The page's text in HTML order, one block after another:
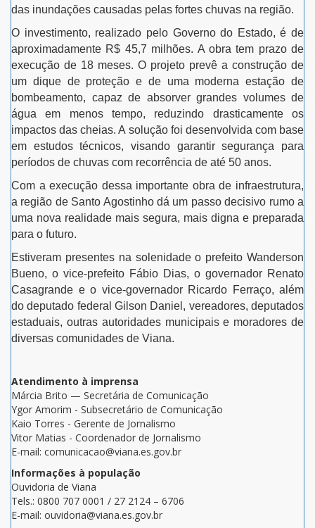
das inundações causadas pelas fortes chuvas na região.
O investimento, realizado pelo Governo do Estado, é de
aproximadamente R$ 45,7 milhões. A obra tem prazo de
execução de 18 meses. O projeto prevê a construção de
um dique de proteção e de uma moderna estação de
bombeamento, capaz de absorver grandes volumes de
água em menos tempo, reduzindo drasticamente os
impactos das cheias. A solução foi desenvolvida com base
em estudos técnicos, visando garantir segurança para
períodos de chuvas com recorrência de até 50 anos.
Com a execução dessa importante obra de infraestrutura,
a região de Santo Agostinho dá um passo decisivo rumo a
uma nova realidade mais segura, mais digna e preparada
para o futuro.
Estiveram presentes na solenidade o prefeito Wanderson
Bueno, o vice-prefeito Fábio Dias, o governador Renato
Casagrande e o vice-governador Ricardo Ferraço, além
do deputado federal Gilson Daniel, vereadores, deputados
estaduais, outras autoridades municipais e moradores de
diversas comunidades de Viana.
Atendimento à imprensa
Márcia Brito — Secretária de Comunicação
Ygor Amorim - Subsecretário de Comunicação
Kaio Torres - Gerente de Jornalismo
Vitor Matias - Coordenador de Jornalismo
E-mail: comunicacao@viana.es.gov.br
Informações à população
Ouvidoria de Viana
Tels.: 0800 707 0001 / 27 2124 – 6706
E-mail: ouvidoria@viana.es.gov.br